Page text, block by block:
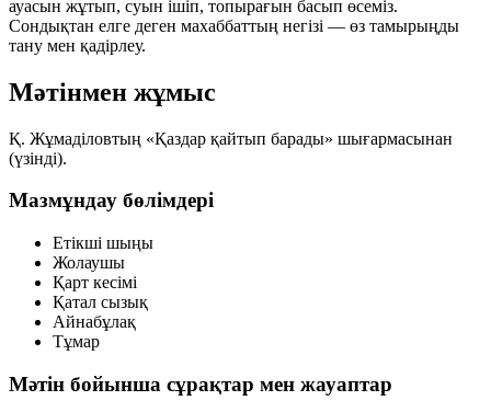
ауасын жұтып, суын ішіп, топырағын басып өсеміз.
Сондықтан елге деген махаббаттың негізі — өз тамырыңды
тану мен қадірлеу.
Мәтінмен жұмыс
Қ. Жұмаділовтың «Қаздар қайтып барады» шығармасынан
(үзінді).
Мазмұндау бөлімдері
Етікші шыңы
Жолаушы
Қарт кесімі
Қатал сызық
Айнабұлақ
Тұмар
Мәтін бойынша сұрақтар мен жауаптар